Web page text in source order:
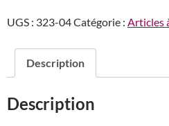
Effet
gouvernement
sur
UGS : 323-04Catégorie : Articles
Description
Description